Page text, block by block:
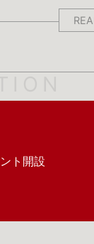
ト開設